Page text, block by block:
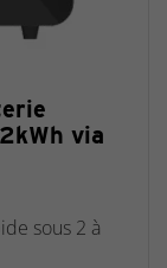
via
sous 2 à